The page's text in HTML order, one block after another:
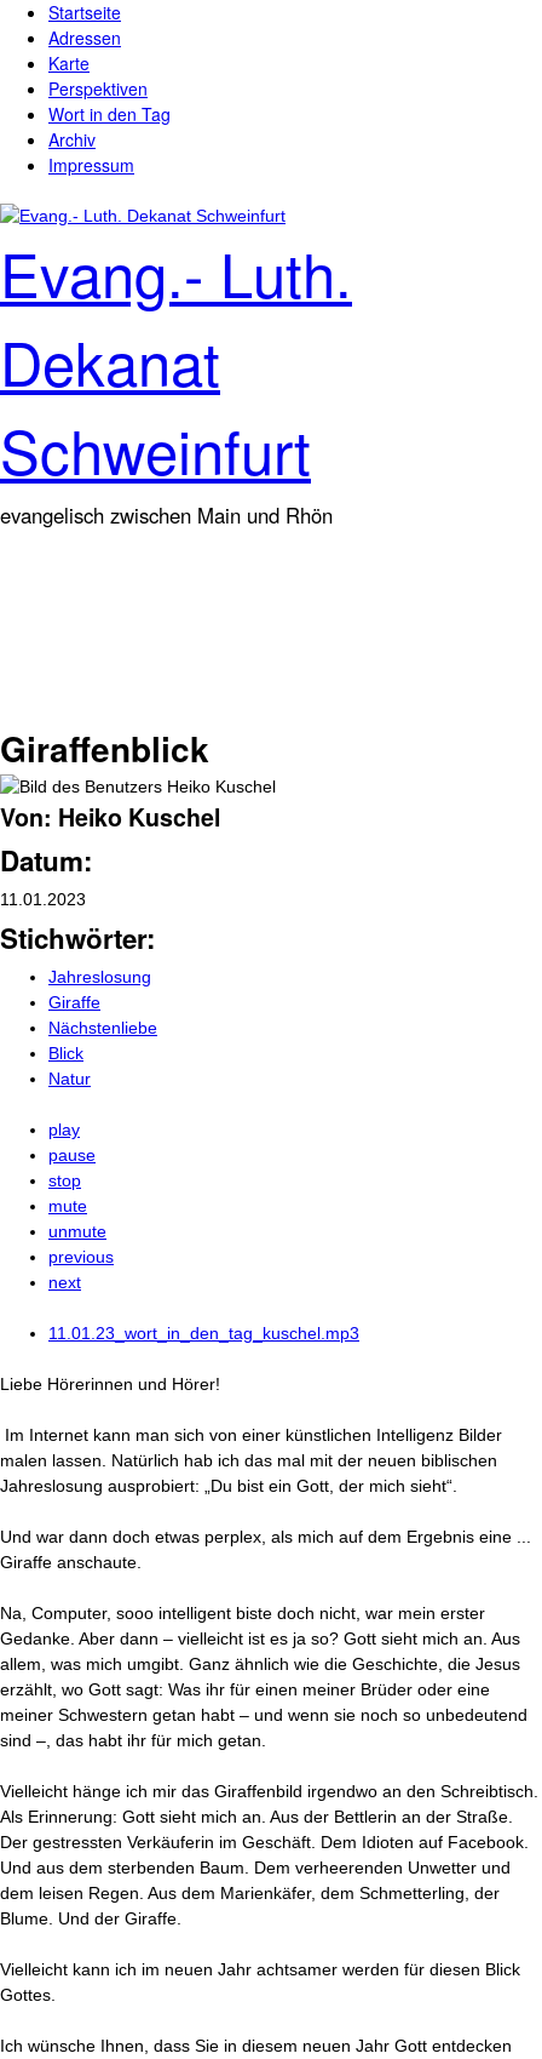
Direkt zum Inhalt
Hauptmenü
Startseite
Adressen
Karte
Perspektiven
Wort in den Tag
Archiv
Impressum
Evang.- Luth.
Dekanat
Schweinfurt
evangelisch zwischen Main und Rhön
Giraffenblick
Von: Heiko Kuschel
Datum:
11.01.2023
Stichwörter:
Jahreslosung
Giraffe
Nächstenliebe
Blick
Natur
play
pause
stop
mute
unmute
previous
next
11.01.23_wort_in_den_tag_kuschel.mp3
Liebe Hörerinnen und Hörer!
Im Internet kann man sich von einer künstlichen Intelligenz Bilder
malen lassen. Natürlich hab ich das mal mit der neuen biblischen
Jahreslosung ausprobiert: „Du bist ein Gott, der mich sieht“.
Und war dann doch etwas perplex, als mich auf dem Ergebnis eine ...
Giraffe anschaute.
Na, Computer, sooo intelligent biste doch nicht, war mein erster
Gedanke. Aber dann – vielleicht ist es ja so? Gott sieht mich an. Aus
allem, was mich umgibt. Ganz ähnlich wie die Geschichte, die Jesus
erzählt, wo Gott sagt: Was ihr für einen meiner Brüder oder eine
meiner Schwestern getan habt – und wenn sie noch so unbedeutend
sind –, das habt ihr für mich getan.
Vielleicht hänge ich mir das Giraffenbild irgendwo an den Schreibtisch.
Als Erinnerung: Gott sieht mich an. Aus der Bettlerin an der Straße.
Der gestressten Verkäuferin im Geschäft. Dem Idioten auf Facebook.
Und aus dem sterbenden Baum. Dem verheerenden Unwetter und
dem leisen Regen. Aus dem Marienkäfer, dem Schmetterling, der
Blume. Und der Giraffe.
Vielleicht kann ich im neuen Jahr achtsamer werden für diesen Blick
Gottes.
Ich wünsche Ihnen, dass Sie in diesem neuen Jahr Gott entdecken